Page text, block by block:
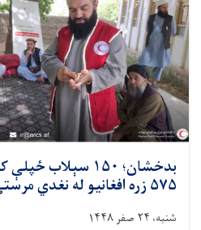
خوراکي
توکي
ووېشل
شول
۵۷۵ زره افغانیو له نغدي مرستې برخمنې شوې
شنبه، ۲۴ صفر ۱۴۴۸